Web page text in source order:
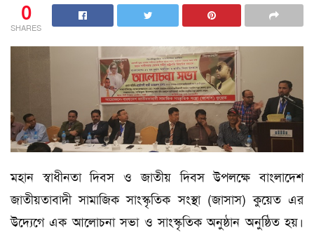
0
SHARES
মহান স্বাধীনতা দিবস ও জাতীয় দিবস উপলক্ষে বাংলাদেশ
জাতীয়তাবাদী সামাজিক সাংস্কৃতিক সংস্থা (জাসাস) কুয়েত এর
উদ্যেগে এক আলোচনা সভা ও সাংস্কৃতিক অনুষ্ঠান অনুষ্ঠিত হয়।